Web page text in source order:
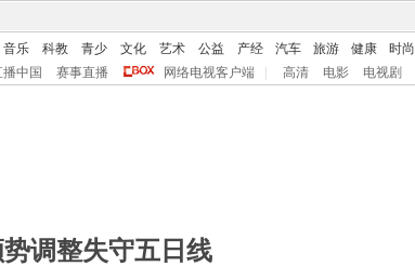
音乐 科教 青少 文化 艺术 公益 产经 汽车 旅游 健康 时尚
播中国 赛事直播 网络电视客户端 高清 电影 电视剧
调整失守五日线